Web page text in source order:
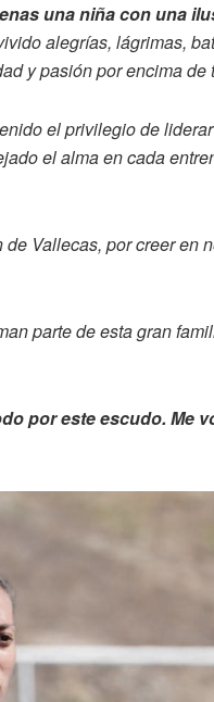
una niña con una
alegrías, lágrimas,
y pasión por encima de
el privilegio de
el alma en cada
Vallecas, por creer en
parte de esta gran
por este escudo. Me